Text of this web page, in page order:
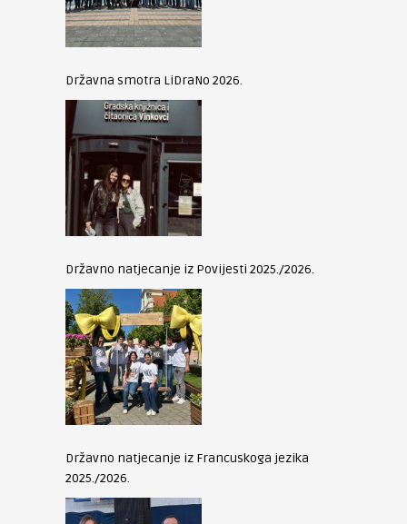
Državna smotra LiDraNo 2026.
Državno natjecanje iz Povijesti 2025./2026.
Državno natjecanje iz Francuskoga jezika
2025./2026.